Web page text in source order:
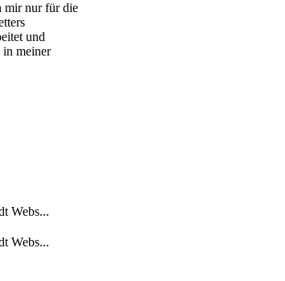
mir nur für die
und
in meiner
Webs...
Webs...